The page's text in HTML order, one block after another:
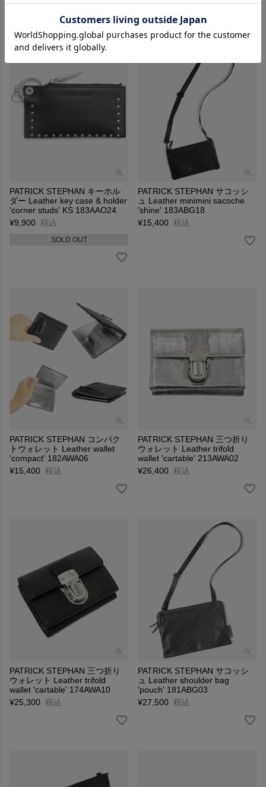
PATRICK STEPHAN キーホル
ダー Leather key case & holder
'corner studs' KS 183AAO24
¥9,900 税込
SOLD OUT
PATRICK STEPHAN サコッシ
ュ Leather minimini sacoche
'shine' 183ABG18
¥15,400 税込
PATRICK STEPHAN コンパク
トウォレット Leather wallet
'compact' 182AWA06
¥15,400 税込
PATRICK STEPHAN 三つ折り
ウォレット Leather trifold
wallet 'cartable' 213AWA02
¥26,400 税込
PATRICK STEPHAN 三つ折り
ウォレット Leather trifold
wallet 'cartable' 174AWA10
¥25,300 税込
PATRICK STEPHAN サコッシ
ュ Leather shoulder bag
'pouch' 181ABG03
¥27,500 税込